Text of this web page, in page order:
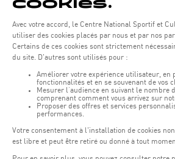
Montag - Freitag : 06:30 - 22:00 Uhr
Wochenende: 07:30 - 19:00 Uhr
Remember to check the opening hours of each
Zugriff:
COQUE • 2, rue Léon Hengen,
Öffentliche Verkehrsmittel: Tram